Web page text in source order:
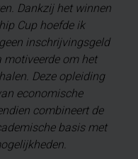
Dankzij het winnen
Cup hoefde ik
inschrijvingsgeld
motiveerde om het
Deze opleiding
economische
combineert de
basis met